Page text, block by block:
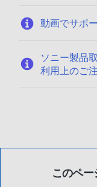
動画でサポ
ソニー製品
利用上のご
このペー